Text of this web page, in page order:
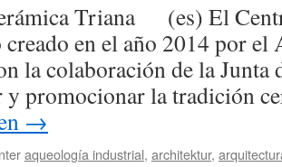
Triana (es) El
creado en el año 2014 por el
la colaboración de la Junta
y promocionar la tradición
→
aqueología industrial, architektur,